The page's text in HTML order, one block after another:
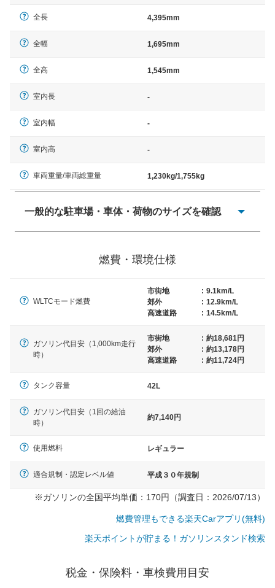
全長 4,395mm
全幅 1,695mm
全高 1,545mm
室内長 -
室内幅 -
室内高 -
車両重量/車両総重量 1,230kg/1,755kg
一般的な駐車場・車体・荷物のサイズを確認
× 長さ 5,000mm 車路幅 5,000mmというサイズが標準値
燃費・環境仕様
WLTCモード燃費
市街地 : 9.1km/L
郊外
: 12.9km/L
高速道路
: 14.5km/L
ガソリン代目安（1,000km走行
時）
市街地 : 約18,681円
郊外
: 約13,178円
高速道路
: 約11,724円
タンク容量 42L
ガソリン代目安（1回の給油
時）
約7,140円
使用燃料 レギュラー
適合規制・認定レベル値 平成３０年規制
※ガソリンの全国平均単価：170円（調査日：2026/07/13）
燃費管理もできる楽天Carアプリ(無料)
楽天ポイントが貯まる！ガソリンスタンド検索
税金・保険料・車検費用目安